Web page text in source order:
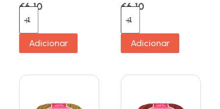
€6.10
Adicionar
€6.10
Adicionar